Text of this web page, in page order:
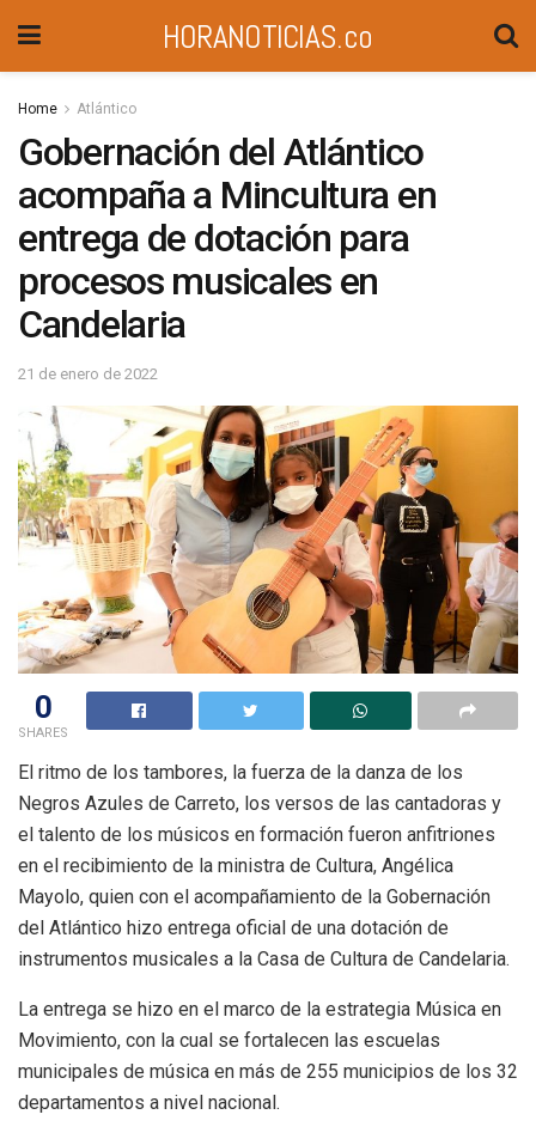
HORANOTICIAS.co
Home Atlántico
Gobernación del Atlántico
acompaña a Mincultura en
entrega de dotación para
procesos musicales en
Candelaria
21 de enero de 2022
0
SHARES
El ritmo de los tambores, la fuerza de la danza de los
Negros Azules de Carreto, los versos de las cantadoras y
el talento de los músicos en formación fueron anfitriones
en el recibimiento de la ministra de Cultura, Angélica
Mayolo, quien con el acompañamiento de la Gobernación
del Atlántico hizo entrega oficial de una dotación de
instrumentos musicales a la Casa de Cultura de Candelaria.
La entrega se hizo en el marco de la estrategia Música en
Movimiento, con la cual se fortalecen las escuelas
municipales de música en más de 255 municipios de los 32
departamentos a nivel nacional.